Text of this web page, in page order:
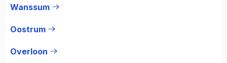
Wanssum
Oostrum
Overloon